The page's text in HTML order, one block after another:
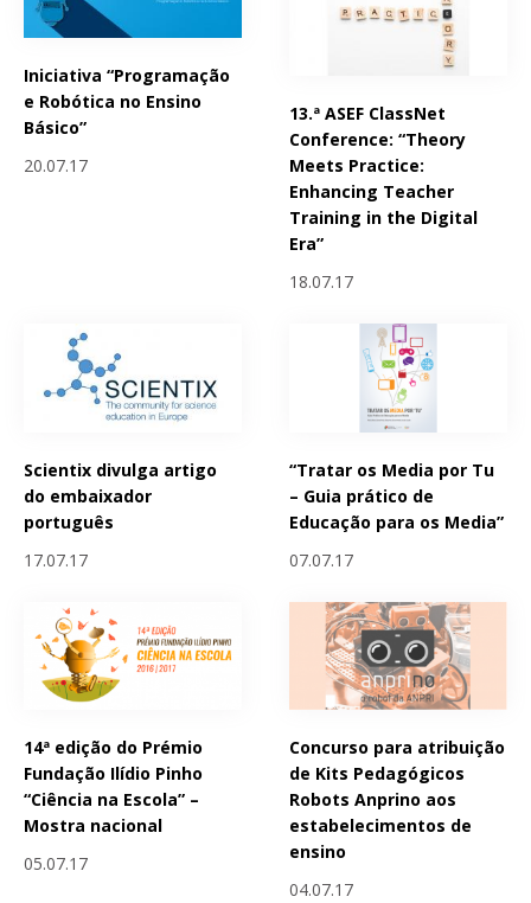
Iniciativa “Programação
e Robótica no Ensino
Básico”
20.07.17
13.ª ASEF ClassNet
Conference: “Theory
Meets Practice:
Enhancing Teacher
Training in the Digital
Era”
18.07.17
Scientix divulga artigo
do embaixador
português
17.07.17
“Tratar os Media por Tu
– Guia prático de
Educação para os Media”
07.07.17
14ª edição do Prémio
Fundação Ilídio Pinho
“Ciência na Escola” –
Mostra nacional
05.07.17
Concurso para atribuição
de Kits Pedagógicos
Robots Anprino aos
estabelecimentos de
ensino
04.07.17